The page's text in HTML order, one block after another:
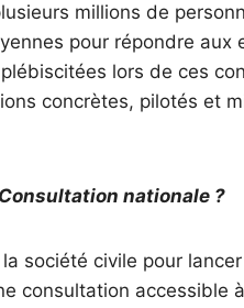
millions de
pour répondre aux
lors de ces
concrètes, pilotés et
nationale ?
société civile pour
consultation accessible